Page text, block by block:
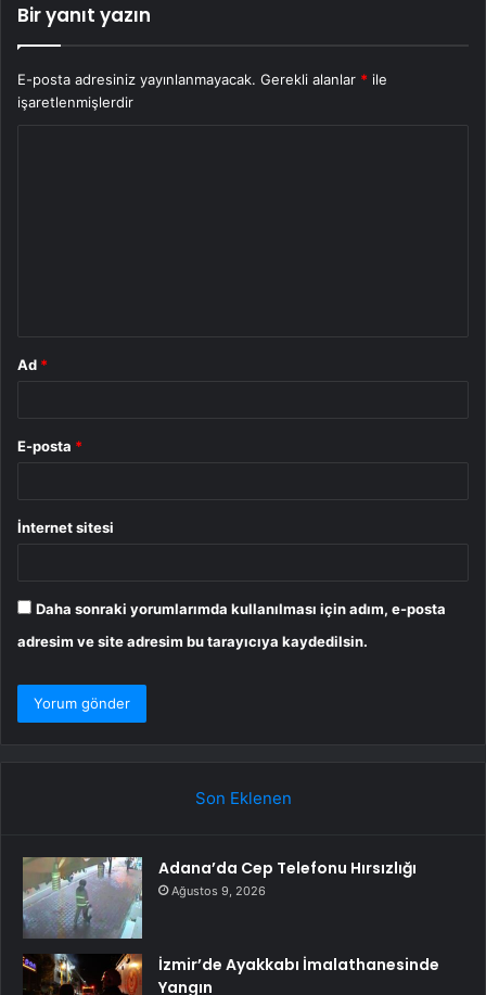
Bir yanıt yazın
E-posta adresiniz yayınlanmayacak. Gerekli alanlar * ile
işaretlenmişlerdir
Ad *
E-posta *
İnternet sitesi
Daha sonraki yorumlarımda kullanılması için adım, e-posta
adresim ve site adresim bu tarayıcıya kaydedilsin.
Son Eklenen
Adana’da Cep Telefonu Hırsızlığı
Ağustos 9, 2026
İzmir’de Ayakkabı İmalathanesinde
Yangın